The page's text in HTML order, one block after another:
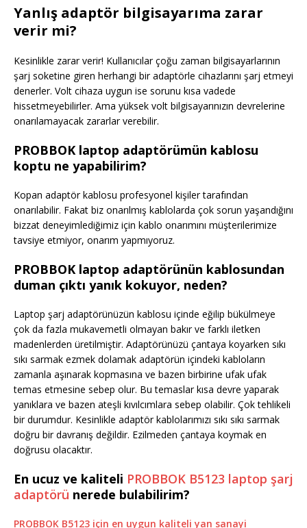
Yanlış adaptör bilgisayarıma zarar
verir mi?
Kesinlikle zarar verir! Kullanıcılar çoğu zaman bilgisayarlarının
şarj soketine giren herhangi bir adaptörle cihazlarını şarj etmeyi
denerler. Volt cihaza uygun ise sorunu kısa vadede
hissetmeyebilirler. Ama yüksek volt bilgisayarınızın devrelerine
onarılamayacak zararlar verebilir.
PROBBOK laptop adaptörümün kablosu
koptu ne yapabilirim?
Kopan adaptör kablosu profesyonel kişiler tarafından
onarılabilir. Fakat biz onarılmış kablolarda çok sorun yaşandığını
bizzat deneyimlediğimiz için kablo onarımını müşterilerimize
tavsiye etmiyor, onarım yapmıyoruz.
PROBBOK laptop adaptörünün kablosundan
duman çıktı yanık kokuyor, neden?
Laptop şarj adaptörünüzün kablosu içinde eğilip bükülmeye
çok da fazla mukavemetli olmayan bakır ve farklı iletken
madenlerden üretilmiştir. Adaptörünüzü çantaya koyarken sıkı
sıkı sarmak ezmek dolamak adaptörün içindeki kabloların
zamanla aşınarak kopmasına ve bazen birbirine ufak ufak
temas etmesine sebep olur. Bu temaslar kısa devre yaparak
yanıklara ve bazen ateşli kıvılcımlara sebep olabilir. Çok tehlikeli
bir durumdur. Kesinlikle adaptör kablolarımızı sıkı sıkı sarmak
doğru bir davranış değildir. Ezilmeden çantaya koymak en
doğrusu olacaktır.
En ucuz ve kaliteli PROBBOK B5123 laptop şarj
adaptörü nerede bulabilirim?
PROBBOK B5123 için en uygun kaliteli yan sanayi